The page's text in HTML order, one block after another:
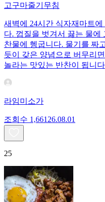
고구마줄기무침
새벽에 24시간 식자재마트
다. 껍질을 벗겨서 끓는 물에
찬물에 헹굽니다. 물기를 짜
듯이 갖은 양념으로 버무리
놀라는 맛있는 반찬이 됩니
라임미소가
조회수 1,661 26.08.01
25